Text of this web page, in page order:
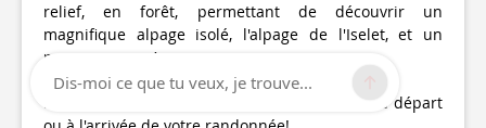
relief, en forêt, permettant de découvrir un
magnifique alpage isolé, l'alpage de l'Iselet, et un
panorama sur Annecy.
Profitez de la base de loisirs des Dronières au départ
Dis-moi ce que tu veux, je trouve...